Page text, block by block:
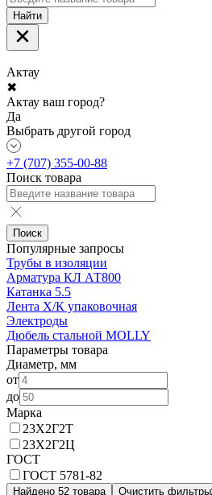
Найти
Актау
✖
Актау ваш город?
Да
Выбрать другой город
+7 (707) 355-00-88
Поиск товара
Поиск
Популярные запросы
Трубы в изоляции
Арматура КЛ АТ800
Катанка 5.5
Лента Х/К упаковочная
Электроды
Дюбель стальной MOLLY
Параметры товара
Диаметр, мм
от
до
Марка
23Х2Г2Т
23Х2Г2Ц
ГОСТ
ГОСТ 5781-82
Найдено 52 товара Очистить фильтры